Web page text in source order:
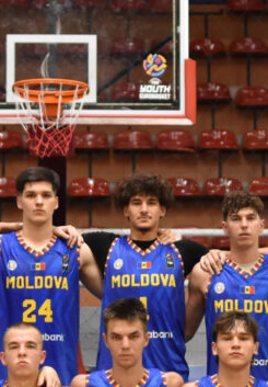
Матч сыгран 0